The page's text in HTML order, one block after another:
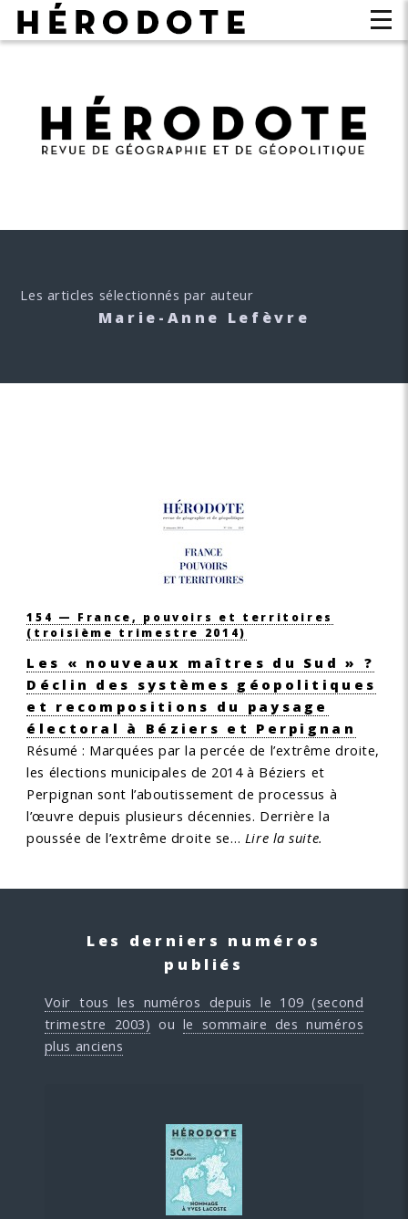
Les articles sélectionnés par auteur
Marie-Anne Lefèvre
154 — France, pouvoirs et territoires
(troisième trimestre 2014)
Les « nouveaux maîtres du Sud » ?
Déclin des systèmes géopolitiques
et recompositions du paysage
électoral à Béziers et Perpignan
Résumé : Marquées par la percée de l’extrême droite,
les élections municipales de 2014 à Béziers et
Perpignan sont l’aboutissement de processus à
l’œuvre depuis plusieurs décennies. Derrière la
poussée de l’extrême droite se… Lire la suite.
Les derniers numéros
publiés
Voir tous les numéros depuis le 109 (second
trimestre 2003) ou le sommaire des numéros
plus anciens